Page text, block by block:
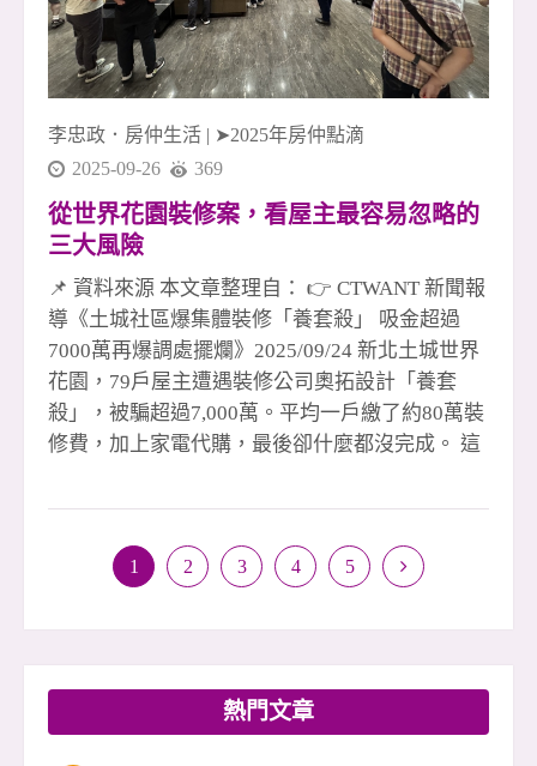
是你的最佳選擇。下一個高峰，等著我們一起去
創造！🚀 ☎️ 預約面試｜0933-739959 李店
李忠政．房仲生活 | ➤2025年房仲點滴
2025-09-26
369
從世界花園裝修案，看屋主最容易忽略的
三大風險
📌 資料來源 本文章整理自： 👉 CTWANT 新聞報
導《土城社區爆集體裝修「養套殺」 吸金超過
7000萬再爆調處擺爛》2025/09/24 新北土城世界
花園，79戶屋主遭遇裝修公司奧拓設計「養套
殺」，被騙超過7,000萬。平均一戶繳了約80萬裝
修費，加上家電代購，最後卻什麼都沒完成。 這
惠、送驗屋、電器大盤價，甚至加碼送火險，看
主，因為房貸壓力大，想省錢，反而被「利多」
者對裝修契約與付款方式不熟悉，還以為「3、
3、3、1」付款（訂金、開工、叫料、尾款）是慣
例，殊不知風險極高：錢進了對方口袋，工程卻
隨時可能停擺。 🔑 忠政提醒： 👉 裝修應依「階
1 2 3 4 5
熱門文章